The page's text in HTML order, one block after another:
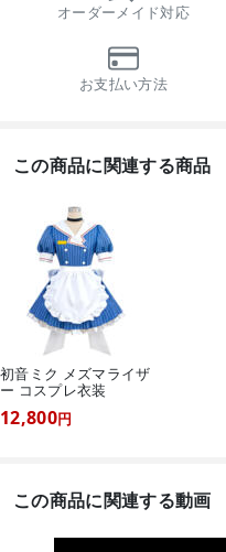
オーダーメイド対応
お支払い方法
この商品に関連する商品
初音ミク メズマライザ
ー コスプレ衣装
12,800円
この商品に関連する動画